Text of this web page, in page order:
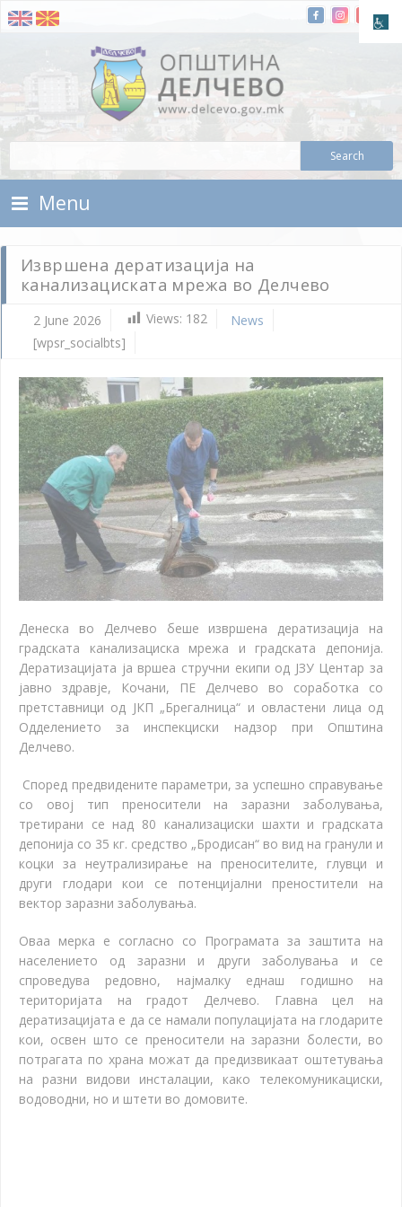
Skip To Content
Municipality of Delchevo
Menu
Извршена дератизација на
канализациската мрежа во Делчево
2 June 2026 Views: 182
News
[wpsr_socialbts]
Денеска во Делчево беше извршена дератизација на
градската канализациска мрежа и градската депонија.
Дератизацијата ја вршеа стручни екипи од ЈЗУ Центар за
јавно здравје, Кочани, ПЕ Делчево во соработка со
претставници од ЈКП „Брегалница“ и овластени лица од
Одделението за инспекциски надзор при Општина
Делчево.
Според предвидените параметри, за успешно справување
со овој тип преносители на заразни заболувања,
третирани се над 80 канализациски шахти и градската
депонија со 35 кг. средство „Бродисан“ во вид на гранули и
коцки за неутрализирање на преносителите, глувци и
други глодари кои се потенцијални преностители на
вектор заразни заболувања.
Оваа мерка е согласно со Програмата за заштита на
населението од заразни и други заболувања и се
спроведува редовно, најмалку еднаш годишно на
територијата на градот Делчево. Главна цел на
дератизацијата е да се намали популацијата на глодарите
кои, освен што се преносители на заразни болести, во
потрагата по храна можат да предизвикаат оштетувања
на разни видови инсталации, како телекомуникациски,
водоводни, но и штети во домовите.